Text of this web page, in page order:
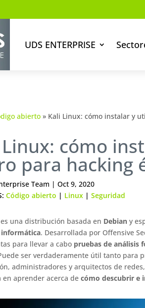
UDS ENTERPRISE
abierto » Kali Linux: cómo instalar y
cómo
para hacking
Team | Oct 9, 2020
Código abierto | Linux | Seguridad
es una distribución basada en Debian y
. Desarrollada por Offensive
para llevar a cabo pruebas de análisis
ser verdaderamente útil tanto para
administradores y arquitectos de
en aprender acerca de cómo descubrir e